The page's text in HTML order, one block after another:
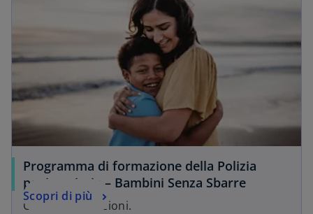
Programma di formazione della Polizia
penitenziaria – Bambini Senza Sbarre
Custodire relazioni.
Scopri di più